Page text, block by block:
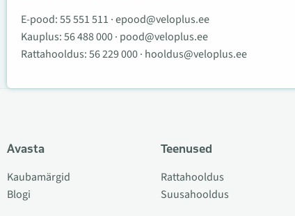
E-pood:55 551 511 ·epood@veloplus.ee
Kauplus:56 488 000· pood@veloplus.ee
Rattahooldus:56 229 000· hooldus@veloplus.ee
Avasta
Kaubamärgid
Blogi
Teenused
Rattahooldus
Suusahooldus